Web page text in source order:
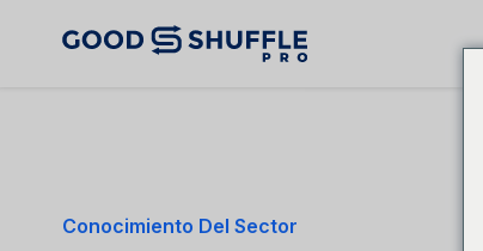
Conocimiento Del Sector